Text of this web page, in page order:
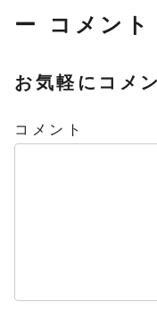
ー コメント
お気軽にコメ
コメント